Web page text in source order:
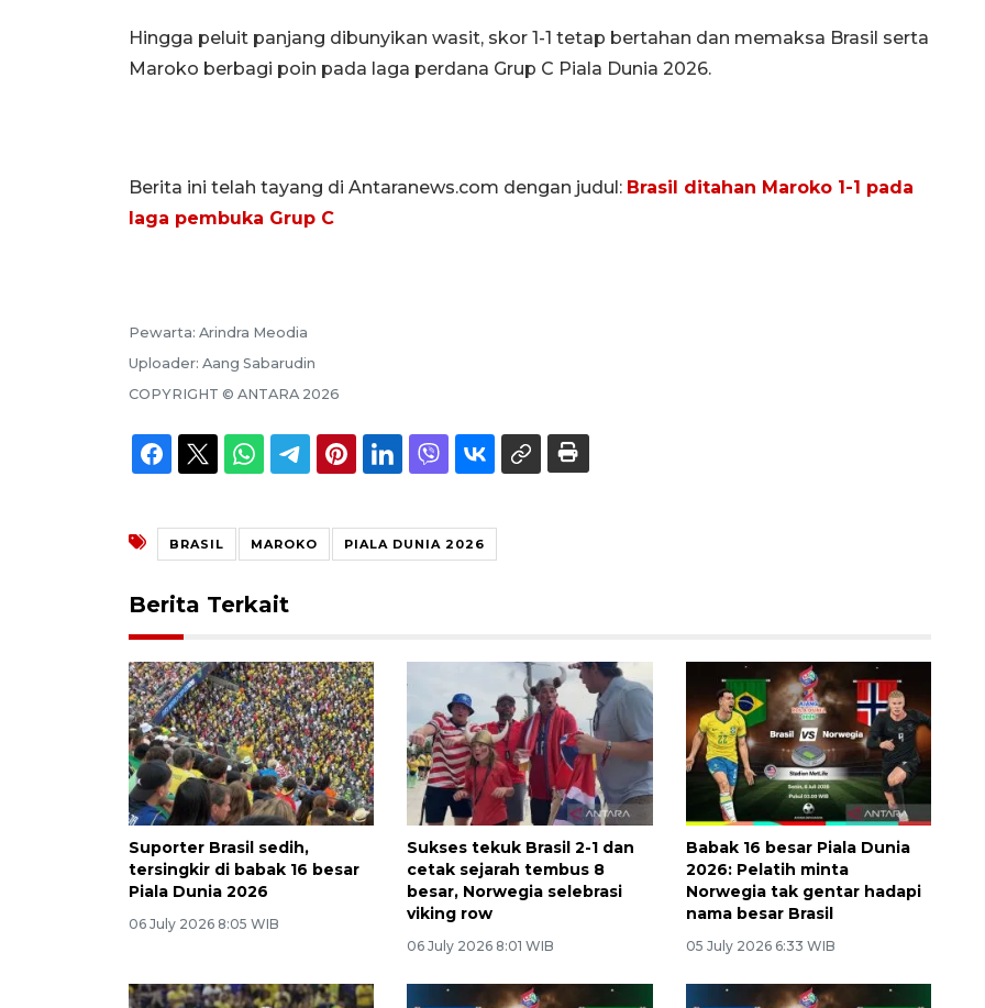
Hingga peluit panjang dibunyikan wasit, skor 1-1 tetap bertahan dan memaksa Brasil serta
Maroko berbagi poin pada laga perdana Grup C Piala Dunia 2026.
Berita ini telah tayang di Antaranews.com dengan judul: Brasil ditahan Maroko 1-1 pada
laga pembuka Grup C
Pewarta: Arindra Meodia
Uploader: Aang Sabarudin
COPYRIGHT © ANTARA 2026
BRASIL MAROKO PIALA DUNIA 2026
Berita Terkait
Suporter Brasil sedih,
tersingkir di babak 16 besar
Piala Dunia 2026
06 July 2026 8:05 WIB
Sukses tekuk Brasil 2-1 dan
cetak sejarah tembus 8
besar, Norwegia selebrasi
viking row
06 July 2026 8:01 WIB
Babak 16 besar Piala Dunia
2026: Pelatih minta
Norwegia tak gentar hadapi
nama besar Brasil
05 July 2026 6:33 WIB